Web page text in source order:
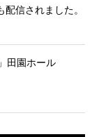
信されました。
田園ホール